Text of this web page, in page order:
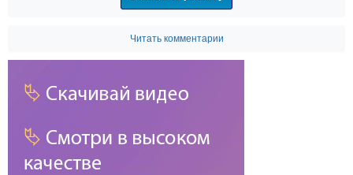
Читать комментарии